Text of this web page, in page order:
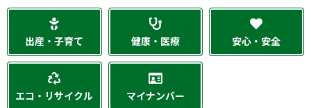
出産・子育て 健康・医療 安心・安全
エコ・リサイクル マイナンバー